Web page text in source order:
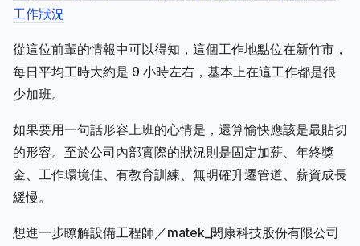
工作狀況
從這位前輩的情報中可以得知，這個工作地點位在新竹市，
每日平均工時大約是 9 小時左右，基本上在這工作都是很
少加班。
如果要用一句話形容上班的心情是，還算愉快應該是最貼切
的形容。至於公司內部實際的狀況則是固定加薪、年終獎
金、工作環境佳、有教育訓練、無明確升遷管道、薪資成長
緩慢。
想進一步瞭解設備工程師／matek_閎康科技股份有限公司